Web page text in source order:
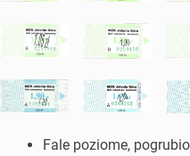
Fale poziome,